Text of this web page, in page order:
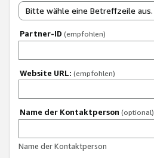
Bitte wähle eine Betreffzeile aus.
Partner-ID (empfohlen)
Website URL: (empfohlen)
Name der Kontaktperson (optional)
Name der Kontaktperson